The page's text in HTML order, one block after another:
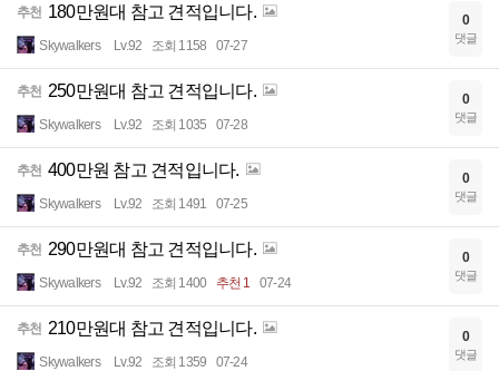
추천 180만원대 참고 견적입니다.
Skywalkers Lv.92 조회 1158 07-27
0
댓글
추천 250만원대 참고 견적입니다.
Skywalkers Lv.92 조회 1035 07-28
0
댓글
추천 400만원 참고 견적입니다.
Skywalkers Lv.92 조회 1491 07-25
0
댓글
추천 290만원대 참고 견적입니다.
Skywalkers Lv.92 조회 1400 추천 1 07-24
0
댓글
추천 210만원대 참고 견적입니다.
Skywalkers Lv.92 조회 1359 07-24
0
댓글